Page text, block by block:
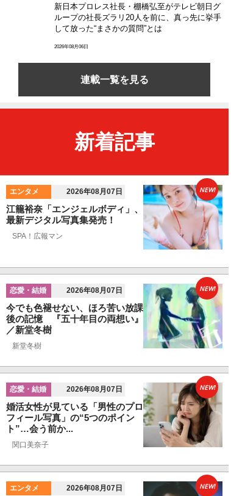
新日本プロレス社長・棚橋弘至がテレビ朝日グ
ループの社長ズラリ20人を前に、真っ先に挙手
して放った“まさかの質問”とは
2026年08月06日
連載一覧を見る
新着記事
エンタメ 2026年08月07日
江籠裕奈「エンジェルボディ」、
最新デジタル写真集発売！
SPA！広報マン
NEW!
恋愛・結婚 2026年08月07日
今でも色褪せない、ほろ苦い放課
後の記憶 『五十年目の両想い』
／新堂冬樹
新堂冬樹
NEW!
恋愛・結婚 2026年08月07日
婚活女性が見ている「男性のプロ
フィール写真」の“5つのポイン
ト”…会う前か...
関口美奈子
NEW!
エンタメ 2026年08月07日 NEW!